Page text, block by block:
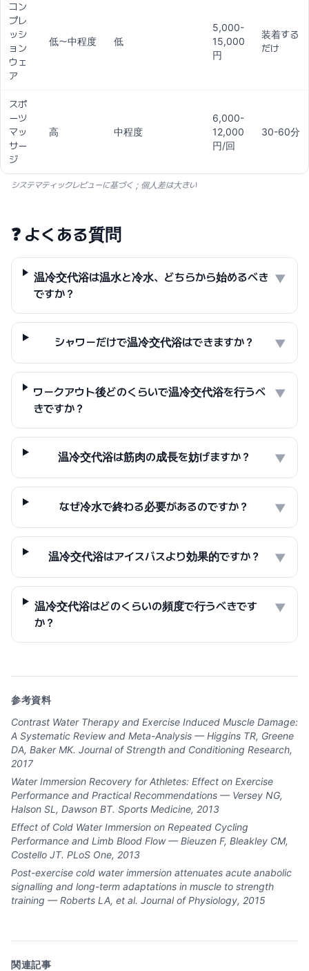
コン
プレ
ッシ
ョン
ウェ
ア
低〜中程度 低
5,000-
15,000
円
装着する
だけ
スポ
ーツ
マッ
サー
ジ
高 中程度
6,000-
12,000
円/回
30-60分
システマティックレビューに基づく；個人差は大きい
❓ よくある質問
温冷交代浴は温水と冷水、どちらから始めるべき
ですか？
▼
シャワーだけで温冷交代浴はできますか？ ▼
ワークアウト後どのくらいで温冷交代浴を行うべ
きですか？
▼
温冷交代浴は筋肉の成長を妨げますか？ ▼
なぜ冷水で終わる必要があるのですか？ ▼
温冷交代浴はアイスバスより効果的ですか？ ▼
温冷交代浴はどのくらいの頻度で行うべきです
か？
▼
参考資料
Contrast Water Therapy and Exercise Induced Muscle Damage:
A Systematic Review and Meta-Analysis — Higgins TR, Greene
DA, Baker MK. Journal of Strength and Conditioning Research,
2017
Water Immersion Recovery for Athletes: Effect on Exercise
Performance and Practical Recommendations — Versey NG,
Halson SL, Dawson BT. Sports Medicine, 2013
Effect of Cold Water Immersion on Repeated Cycling
Performance and Limb Blood Flow — Bieuzen F, Bleakley CM,
Costello JT. PLoS One, 2013
Post-exercise cold water immersion attenuates acute anabolic
signalling and long-term adaptations in muscle to strength
training — Roberts LA, et al. Journal of Physiology, 2015
関連記事